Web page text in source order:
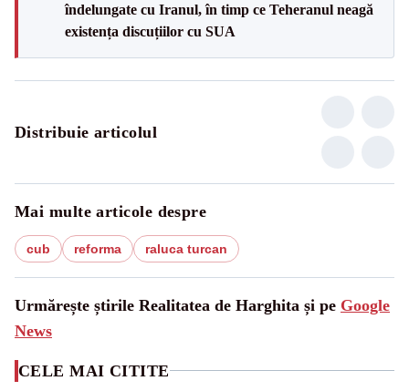
îndelungate cu Iranul, în timp ce Teheranul neagă
existența discuțiilor cu SUA
Distribuie articolul
Mai multe articole despre
cub reforma raluca turcan
Urmărește știrile Realitatea de Harghita și pe Google
News
CELE MAI CITITE